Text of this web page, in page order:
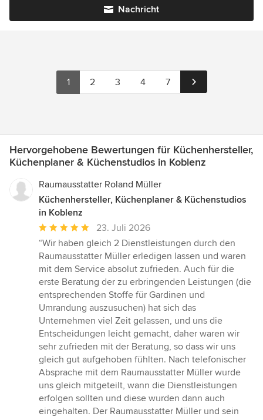
Nachricht
1 2 3 4 7
Hervorgehobene Bewertungen für Küchenhersteller,
Küchenplaner & Küchenstudios in Koblenz
Raumausstatter Roland Müller
Küchenhersteller, Küchenplaner & Küchenstudios
in Koblenz
Durchschnittliche
Bewertung:
5
von
5
Sternen
23. Juli 2026
“Wir haben gleich 2 Dienstleistungen durch den
Raumausstatter Müller erledigen lassen und waren
mit dem Service absolut zufrieden. Auch für die
erste Beratung der zu erbringenden Leistungen (die
entsprechenden Stoffe für Gardinen und
Umrandung auszusuchen) hat sich das
Unternehmen viel Zeit gelassen, und uns die
Entscheidungen leicht gemacht, daher waren wir
sehr zufrieden mit der Beratung, so dass wir uns
gleich gut aufgehoben fühlten. Nach telefonischer
Absprache mit dem Raumausstatter Müller wurde
uns gleich mitgeteilt, wann die Dienstleistungen
erfolgen sollten und diese wurden dann auch
eingehalten. Der Raumausstatter Müller und sein